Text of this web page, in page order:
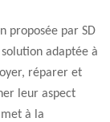
proposée par SD
adaptée à
réparer et
leur aspect
à la